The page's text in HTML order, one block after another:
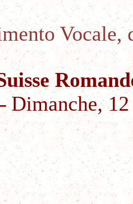
Vocale,
Dimanche,